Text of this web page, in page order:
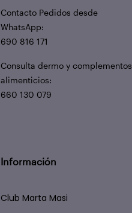
Contacto Pedidos desde
WhatsApp:
690 816 171
Consulta dermo y complementos
alimenticios:
660 130 079
Información
Club Marta Masi